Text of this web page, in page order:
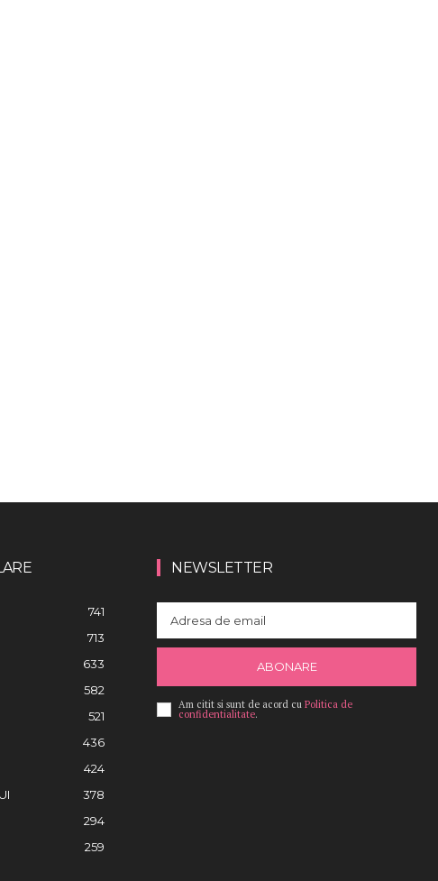
741
713
633
582
521
436
424
378
294
259
NEWSLETTER
ABONARE
Am citit si sunt de acord cu Politica de
confidentialitate.